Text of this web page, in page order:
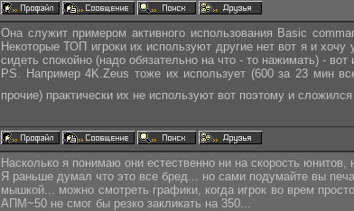
Она служит примером активного использования Basic
Некоторые ТОП игроки их используют другие нет вот я и
сидеть спокойно (надо обязательно на что - то нажимать) - вот
PS. Например 4K.Zeus тоже их использует (600 за 23 мин
прочие) практически их не используют вот поэтому и
Насколько я понимаю они естественно ни на скорость
Я раньше думал что это все бред... но сами подумайте вы
мышкой... можно смотреть графики, когда игрок во врем
АПМ~50 не смог бы резко закликать на 350...